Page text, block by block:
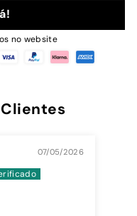
no website
07/05/2026